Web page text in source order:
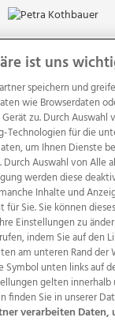
Mediadaten
Impressum
AGB
Ehrenkodex
ist uns
speichern und
wie Browserdaten
zu. Durch Auswahl
Technologien für die
um Ihnen Dienste
Auswahl von Alle
werden diese
Inhalte und
für Sie. Sie können
Einstellungen zu
indem Sie auf den
am unteren Rand der
Symbol unten links auf
gelten innerhalb
finden Sie in unserer
verarbeiten Daten,